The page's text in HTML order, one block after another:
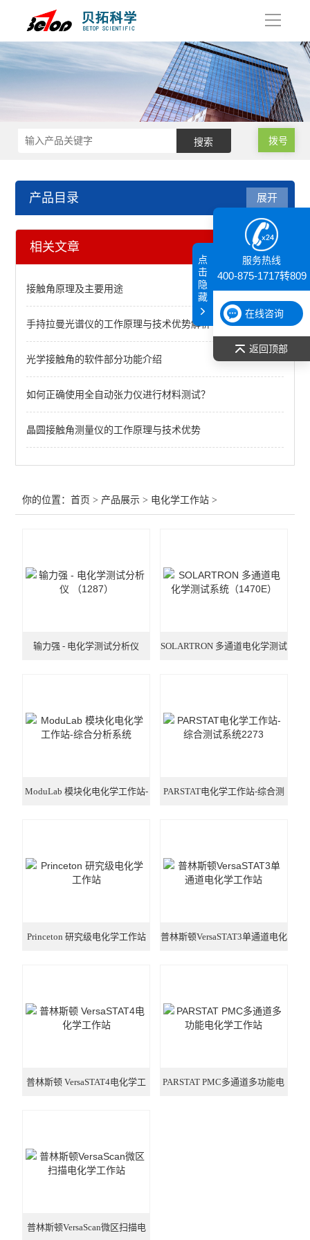
导
拨号
产品目录
电化学工作站
展开
相关文章
接触角原理及主要用途
手持拉曼光谱仪的工作原理与技术优势解析
光学接触角的软件部分功能介绍
如何正确使用全自动张力仪进行材料测试？
晶圆接触角测量仪的工作原理与技术优势
你的位置：首页 > 产品展示 > 电化学工作站 >
输力强 - 电化学测试分析仪 SOLARTRON 多通道电化学测试
ModuLab 模块化电化学工作站- PARSTAT电化学工作站-综合测
Princeton 研究级电化学工作站 普林斯顿VersaSTAT3单通道电化
普林斯顿 VersaSTAT4电化学工 PARSTAT PMC多通道多功能电
普林斯顿VersaScan微区扫描电
服务热线
400-875-1717转809
在线咨询
返回顶部
点
击
隐
藏